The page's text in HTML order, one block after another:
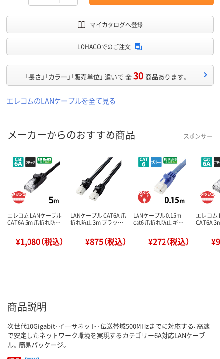
マイカタログへ登録
LOHACOでのご注文
「長さ」「カラー」「販売単位」 違いで 全30 商品あります。
エレコムのLANケーブルを全て見る
メーカーからのおすすめ商品 スポンサー
エレコム LANケーブル
CAT6A 5m 爪折れ防…
¥1,080（税込）
LANケーブル CAT6A 爪
折れ防止 3m ブラッ…
¥875（税込）
LANケーブル 0.15m
cat6 爪折れ防止 ギ…
¥272（税込）
エレコム
CAT6A
商品説明
次世代10Gigabit・イーサネット・伝送帯域500MHzまでに対応する、高速
で安定したネットワーク環境を実現するカテゴリー6A対応LANケーブ
ル。簡易パッケージ。